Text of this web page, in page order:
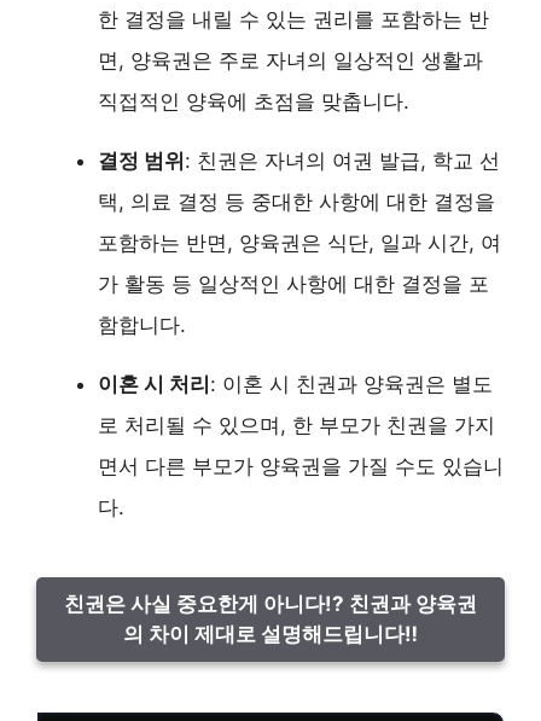
한 결정을 내릴 수 있는 권리를 포함하는 반
면, 양육권은 주로 자녀의 일상적인 생활과
직접적인 양육에 초점을 맞춥니다.
결정 범위 : 친권은 자녀의 여권 발급, 학교 선
택, 의료 결정 등 중대한 사항에 대한 결정을
포함하는 반면, 양육권은 식단, 일과 시간, 여
가 활동 등 일상적인 사항에 대한 결정을 포
함합니다.
이혼 시 처리 : 이혼 시 친권과 양육권은 별도
로 처리될 수 있으며, 한 부모가 친권을 가지
면서 다른 부모가 양육권을 가질 수도 있습니
다.
친권은 사실 중요한게 아니다!? 친권과 양육권
의 차이 제대로 설명해드립니다‼